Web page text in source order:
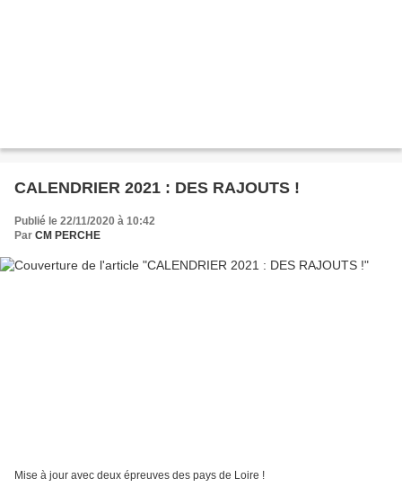
CALENDRIER 2021 : DES RAJOUTS !
Publié le 22/11/2020 à 10:42
Par CM PERCHE
Mise à jour avec deux épreuves des pays de Loire !